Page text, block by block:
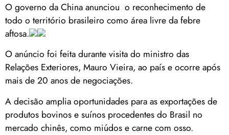
O governo da China anunciou o reconhecimento de
todo o território brasileiro como área livre da febre
aftosa.
O anúncio foi feita durante visita do ministro das
Relações Exteriores, Mauro Vieira, ao país e ocorre após
mais de 20 anos de negociações.
A decisão amplia oportunidades para as exportações de
produtos bovinos e suínos procedentes do Brasil no
mercado chinês, como miúdos e carne com osso.